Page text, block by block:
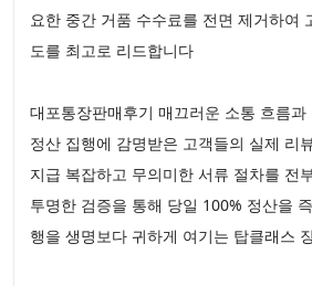
요한 중간 거품 수수료를 전면 제거하여
도를 최고로 리드합니다
대포통장판매후기 매끄러운 소통 흐름
정산 집행에 감명받은 고객들의 실제 리
지급 복잡하고 무의미한 서류 절차를 전
투명한 검증을 통해 당일 100% 정산을
행을 생명보다 귀하게 여기는 탑클래스